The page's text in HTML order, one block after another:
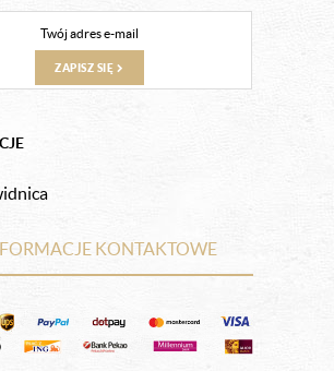
ZAPISZ SIĘ
KONTAKTOWE